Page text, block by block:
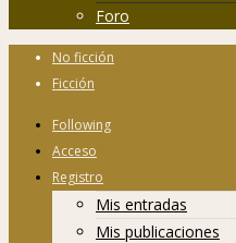
Foro
No ficción
Ficción
Following
Acceso
Registro
Mis entradas
Mis publicaciones